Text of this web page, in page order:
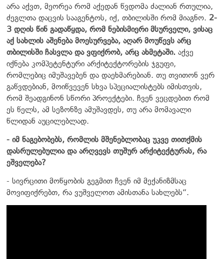
არა აქვთ, მეორეა რომ აქედან წვდომა ძალიან რთულია,
ძეგლთა დაცვის სააგენტოს, იქ, თბილისში რომ მიაგნო. 2-
3 დღის წინ გადაწყდა, რომ ნებისმიერი მსურველი, ვისაც
აქ სახლის აშენება მოესურვება, აღარ მოუწევს არც
თბილისში ჩასვლა და ვფიქრობ, არც ახმეტაში. აქვე
იქნება კომპეტენტური არქიტექტორების ჯგუფი,
რომლებიც იმუშავებენ და დაეხმარებიან. თუ თვითონ ვერ
გაწვდებიან, მოიწვევენ სხვა სპეციალისტებს იმისთვის,
რომ შეადგინონ სწორი პროექტები. ჩვენ ვეცდებით რომ
ეს წელს, ამ სეზონზე ამუშავდეს, თუ არა მომავალი
წლიდან აუცილებლად.
- იმ ნაგებობებს, რომლის მშენებლობაც უკვე თითქმის
დასრულებულია და არღვევს თუშურ არქიტექტურას, რა
ეშველება?
- სივრცითი მოწყობის გეგმით ჩვენ იმ მექანიზმსაც
მოვიფიქრებთ, რა ვუშველოთ ამისთანა სახლებს“.